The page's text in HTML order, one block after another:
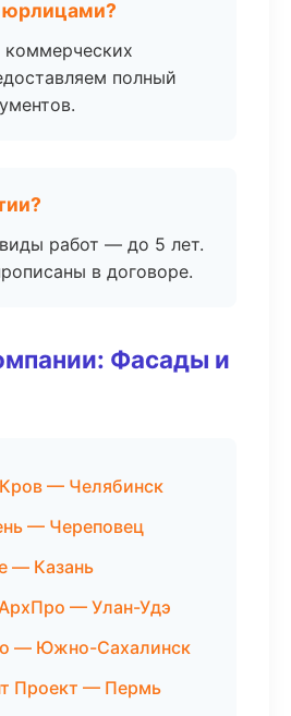
юрлицами?
полный
работ — до 5 лет.
в договоре.
Фасады и
— Челябинск
— Череповец
— Казань
— Улан-Удэ
— Южно-Сахалинск
Проект — Пермь